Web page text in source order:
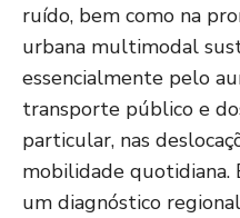
ruído, bem como na
urbana multimodal
essencialmente pelo
transporte público e
particular, nas
mobilidade
um diagnóstico